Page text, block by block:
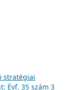
stratégiai
Évf. 35 szám 3